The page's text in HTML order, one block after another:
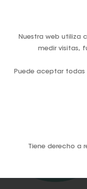
Nuestra web utiliza
medir visitas,
Puede aceptar todas
Tiene derecho a